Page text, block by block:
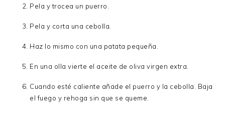
Pela y trocea un puerro.
Pela y corta una cebolla.
Haz lo mismo con una patata pequeña.
En una olla vierte el aceite de oliva virgen extra.
Cuando esté caliente añade el puerro y la cebolla. Baja
el fuego y rehoga sin que se queme.